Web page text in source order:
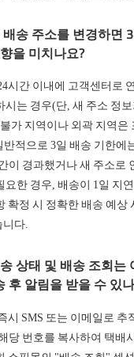
송 주소를 변경하면
을 미치나요?
시간 이내에 고객센터로
시는 경우(단, 새 주소 정
가 지역이나 외곽 지역은
반적으로 3일 배송 기한에
이 경과했거나 새 주소로
요한 경우, 배송이 1일 지
확정 시 정확한 배송 예상
다.
상태 및 배송 조회는
후 알림을 받을 수 있
시 SMS 또는 이메일로 추
당 번호를 복사하여 택배